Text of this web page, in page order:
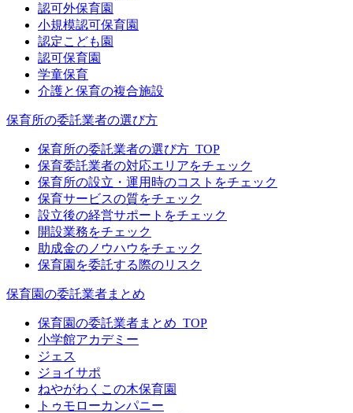
認可外保育園
小規模認可保育園
認定こども園
認可保育園
学童保育
介護と保育の複合施設
保育所の委託業者の選び方
保育所の委託業者の選び方_TOP
保育委託業者の対応エリアをチェック
保育所の設立・運用時のコストをチェック
保育サービスの質をチェック
設立後の経営サポートをチェック
開設業務をチェック
助成金のノウハウをチェック
保育園を委託する際のリスク
保育園の委託業者まとめ
保育園の委託業者まとめ_TOP
小学館アカデミー
ジェス
ジョイサポ
ねやがわくこの木保育園
トゥモローカンパニー